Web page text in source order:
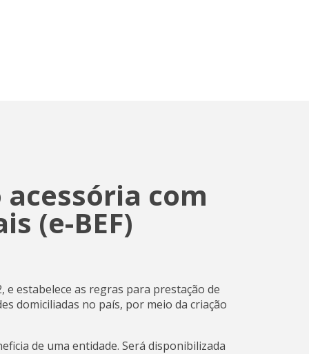
com
(e-BEF)
e estabelece as regras para prestação de
domiciliadas no país, por meio da criação
de uma entidade. Será disponibilizada